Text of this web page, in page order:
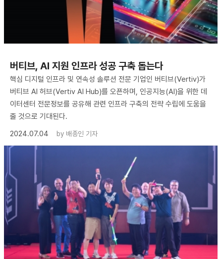
버티브, AI 지원 인프라 성공 구축 돕는다
핵심 디지털 인프라 및 연속성 솔루션 전문 기업인 버티브(Vertiv)가
버티브 AI 허브(Vertiv AI Hub)를 오픈하며, 인공지능(AI)을 위한 데
이터센터 전문정보를 공유해 관련 인프라 구축의 전략 수립에 도움을
줄 것으로 기대된다.
2024.07.04
by 배종인 기자